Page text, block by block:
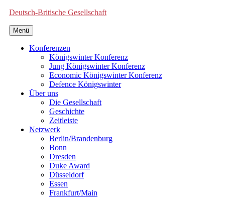
Deutsch-Britische Gesellschaft
Menü
Konferenzen
Königswinter Konferenz
Jung Königswinter Konferenz
Economic Königswinter Konferenz
Defence Königswinter
Über uns
Die Gesellschaft
Geschichte
Zeitleiste
Netzwerk
Berlin/Brandenburg
Bonn
Dresden
Duke Award
Düsseldorf
Essen
Frankfurt/Main